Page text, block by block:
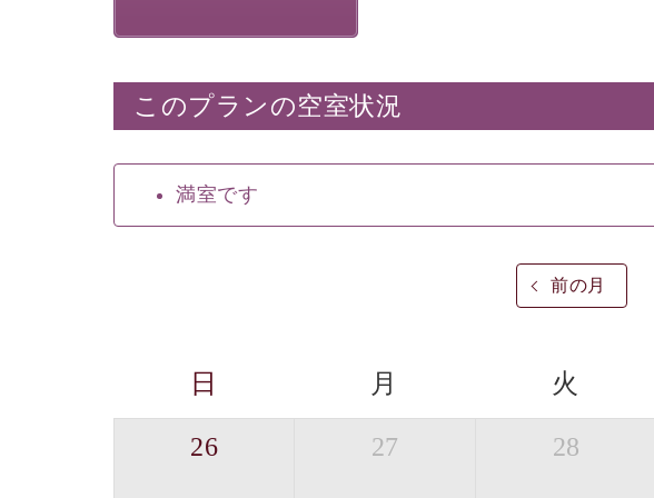
このプランの空室状況
満室です
前の月
日 月 火
26 27 28